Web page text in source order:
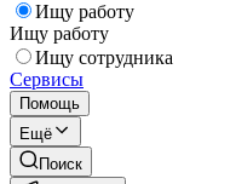
Ищу работу
Ищу работу
Ищу сотрудника
Сервисы
Помощь
Ещё
Поиск